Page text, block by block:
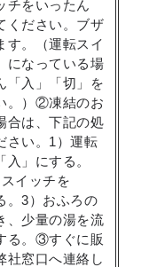
をいったん
ください。ブザ
す。（運転スイ
になっている場
「入」「切」を
。）②凍結のお
合は、下記の処
さい。1）運転
入」にする。
イッチを
。3）おふろの
、少量の湯を流
る。③すぐに販
社窓口へ連絡し